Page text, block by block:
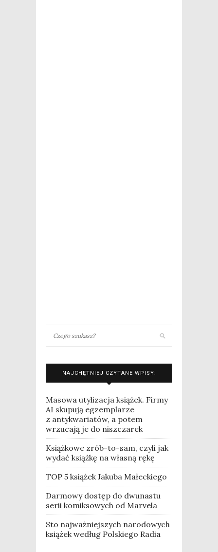
NAJCHĘTNIEJ CZYTANE WPISY:
Masowa utylizacja książek. Firmy
AI skupują egzemplarze
z antykwariatów, a potem
wrzucają je do niszczarek
Książkowe zrób-to-sam, czyli jak
wydać książkę na własną rękę
TOP 5 książek Jakuba Małeckiego
Darmowy dostęp do dwunastu
serii komiksowych od Marvela
Sto najważniejszych narodowych
książek według Polskiego Radia